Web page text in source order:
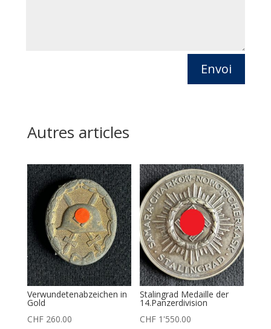
Envoi
Autres articles
Verwundetenabzeichen in
Gold
CHF260.00
Stalingrad Medaille der
14.Panzerdivision
CHF 1'550.00